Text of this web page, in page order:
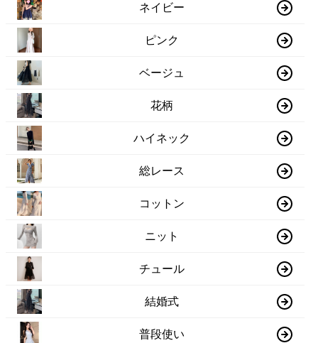
ネイビー
ピンク
ベージュ
花柄
ハイネック
総レース
コットン
ニット
チュール
結婚式
普段使い